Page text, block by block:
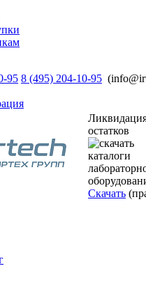
95 8 (495) 204-10-95
остатков
Скачать